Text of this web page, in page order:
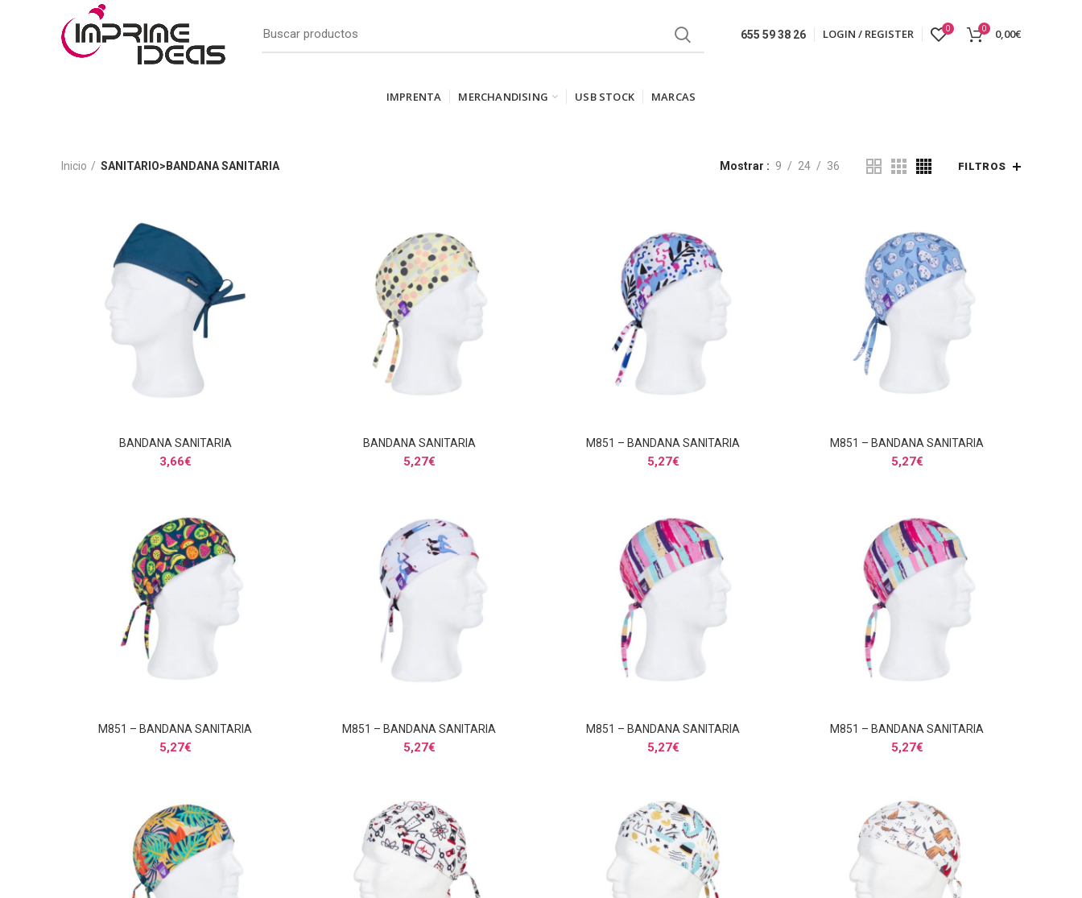
655 59 38 26 LOGIN / REGISTER 0 0 0,00€
IMPRENTA MERCHANDISING USB STOCK MARCAS
Inicio SANITARIO>BANDANA SANITARIA Mostrar 9 24 36 FILTROS
SELECCIONAR OPCIONES
BANDANA SANITARIA
3,66€
AÑADIR AL CARRITO
BANDANA SANITARIA
5,27€
AÑADIR AL CARRITO
M851 – BANDANA SANITARIA
5,27€
AÑADIR AL CARRITO
M851 – BANDANA SANITARIA
5,27€
AÑADIR AL CARRITO
M851 – BANDANA SANITARIA
5,27€
AÑADIR AL CARRITO
M851 – BANDANA SANITARIA
5,27€
AÑADIR AL CARRITO
M851 – BANDANA SANITARIA
5,27€
AÑADIR AL CARRITO
M851 – BANDANA SANITARIA
5,27€